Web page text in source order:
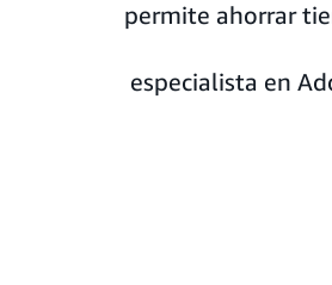
permite ahorrar
especialista en